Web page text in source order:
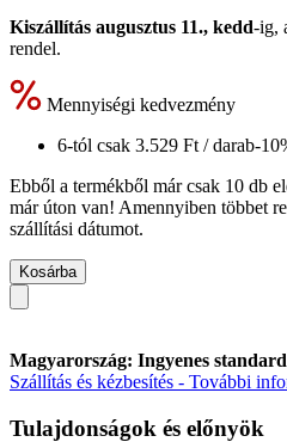
Kiszállítás augusztus 11., kedd-ig,
rendel.
Mennyiségi kedvezmény
6-tól csak 3.529 Ft / darab-
Ebből a termékből már csak 10 db
már úton van! Amennyiben többet
szállítási dátumot.
Kosárba
Magyarország: Ingyenes
Szállítás és kézbesítés - További
Tulajdonságok és előnyök